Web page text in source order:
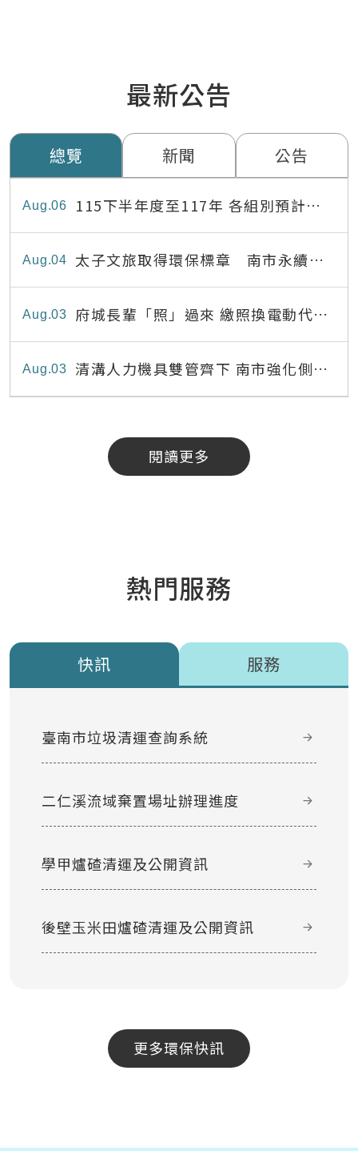
最新公告
總覽 新聞 公告
06
Aug
115下半年度至117年 各組別預計出
缺員額表
04
Aug
太子文旅取得環保標章 南市永續旅
宿達22家
03
Aug
府城長輩「照」過來 繳照換電動代步
最高補助8,000元
03
Aug
清溝人力機具雙管齊下 南市強化側溝
清疏效能
閱讀更多
熱門服務
快訊 服務
臺南市垃圾清運查詢系統
二仁溪流域棄置場址辦理進度
學甲爐碴清運及公開資訊
後壁玉米田爐碴清運及公開資訊
更多環保快訊